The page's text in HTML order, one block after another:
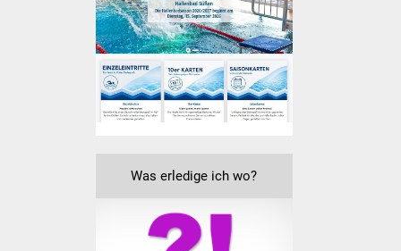
Haushalt & Infos
Wirtschaftsförderung
Gewerbeimmobilien
Ausschreibungen
Öffentliche
Was erledige ich wo?